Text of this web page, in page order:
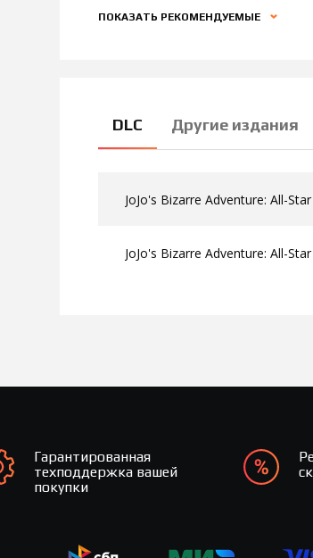
ПОКАЗАТЬ РЕКОМЕНДУЕМЫЕ
DLC Другие издания
JoJo's Bizarre Adventure: All-
JoJo's Bizarre Adventure: All-
Гарантированная
техподдержка вашей
покупки